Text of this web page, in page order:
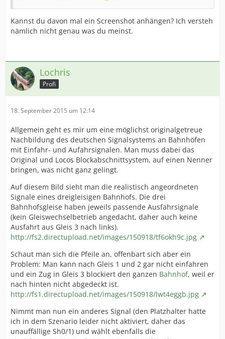
Kannst du davon mal ein Screenshot anhängen? Ich versteh
nämlich nicht genau was du meinst.
Lochris
Profi
18. September 2015 um 12:14
Allgemein geht es mir um eine möglichst originalgetreue
Nachbildung des deutschen Signalsystems an Bahnhöfen
mit Einfahr- und Aufahrsignalen. Man muss dabei das
Original und Locos Blockabschnittsystem, auf einen Nenner
bringen, was nicht ganz gelingt.
Auf diesem Bild sieht man die realistisch angeordneten
Signale eines dreigleisigen Bahnhofs. Die drei
Bahnhofsgleise haben jeweils passende Ausfahrsignale
(kein Gleiswechselbetrieb angedacht, daher auch keine
Ausfahrt aus Gleis 3 nach links).
http://fs2.directupload.net/images/150918/tf6okh9c.jpg
Schaut man sich die Pfeile an, offenbart sich aber ein
Problem: Man kann nach Gleis 1 und 2 gar nicht einfahren
und ein Zug in Gleis 3 blockiert den ganzen Bahnhof, weil er
nach hinten nicht abgedeckt ist.
http://fs1.directupload.net/images/150918/lwt4eggb.jpg
Nimmt man nun ein anderes Signal (den Platzhalter hatte
ich in dem Szenario leider nicht aktiviert, daher das
unauffällige Sh0/1) und wählt ebenfalls die